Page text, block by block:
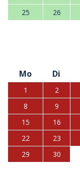
25
26
Mo
Di
1 2
8
9
15
16
22
23
29
30